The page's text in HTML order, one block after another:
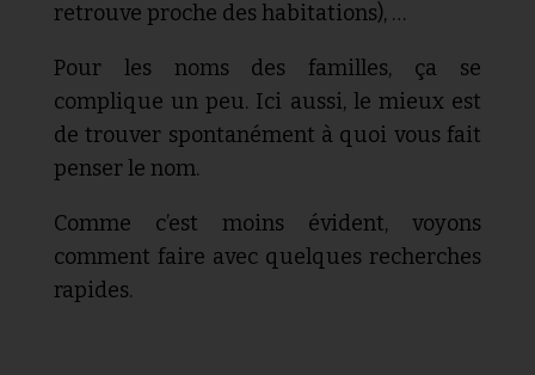
retrouve proche des habitations), …
Pour les noms des familles, ça se
complique un peu. Ici aussi, le mieux est
de trouver spontanément à quoi vous fait
penser le nom.
Comme c’est moins évident, voyons
comment faire avec quelques recherches
rapides.